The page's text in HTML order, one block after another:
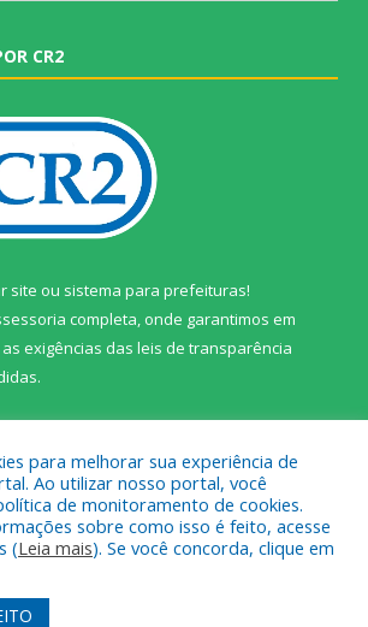
CR2
site ou sistema para prefeituras!
completa, onde garantimos em
exigências das leis de transparência
a Câmara Municipal de Prainha.
Área Administrativa
para melhorar sua experiência de
Ao utilizar nosso portal, você
de monitoramento de cookies.
sobre como isso é feito, acesse
(Leia mais). Se você concorda, clique em